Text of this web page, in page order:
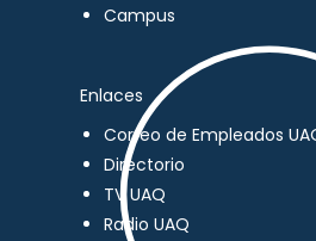
Campus
Enlaces
Correo de Empleados
Directorio
TV UAQ
Radio UAQ